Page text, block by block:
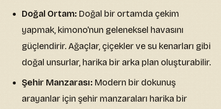
Doğal Ortam: Doğal bir ortamda çekim
yapmak, kimono'nun geleneksel havasını
güçlendirir. Ağaçlar, çiçekler ve su kenarları gibi
doğal unsurlar, harika bir arka plan oluşturabilir.
Şehir Manzarası: Modern bir dokunuş
arayanlar için şehir manzaraları harika bir